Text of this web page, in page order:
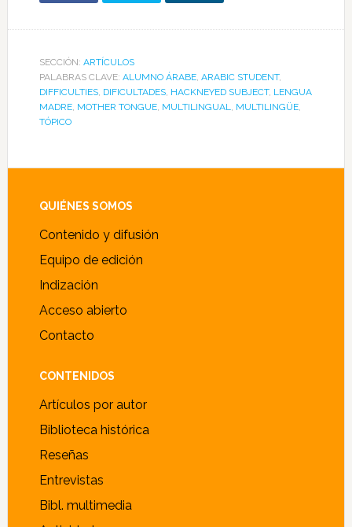
SECCIÓN: ARTÍCULOS
PALABRAS CLAVE: ALUMNO ÁRABE, ARABIC STUDENT,
DIFFICULTIES, DIFICULTADES, HACKNEYED SUBJECT, LENGUA
MADRE, MOTHER TONGUE, MULTILINGUAL, MULTILINGÜE,
TÓPICO
Footer
QUIÉNES SOMOS
Contenido y difusión
Equipo de edición
Indización
Acceso abierto
Contacto
CONTENIDOS
Artículos por autor
Biblioteca histórica
Reseñas
Entrevistas
Bibl. multimedia